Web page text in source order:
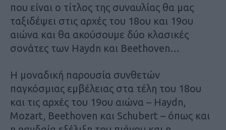
που είναι ο τίτλος της συναυλίας θα μας
ταξιδέψει στις αρχές του 18ου και 19ου
αιώνα και θα ακούσουμε δύο κλασικές
σονάτες των Haydn και Beethoven…
Η μοναδική παρουσία συνθετών
παγκόσμιας εμβέλειας στα τέλη του 18ου
και τις αρχές του 19ου αιώνα – Haydn,
Mozart, Beethoven και Schubert – όπως και